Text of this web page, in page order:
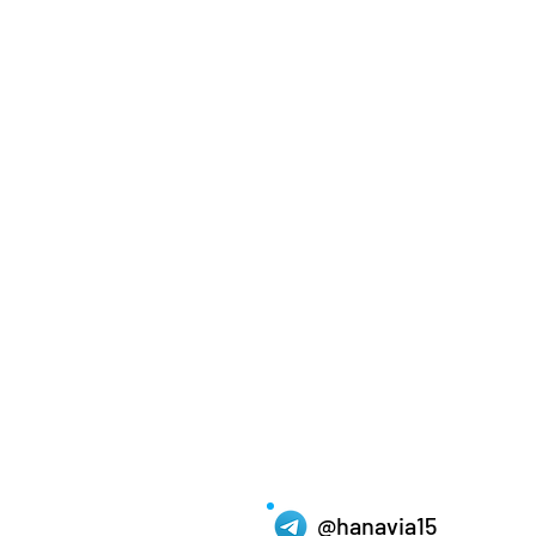
@hanavia15